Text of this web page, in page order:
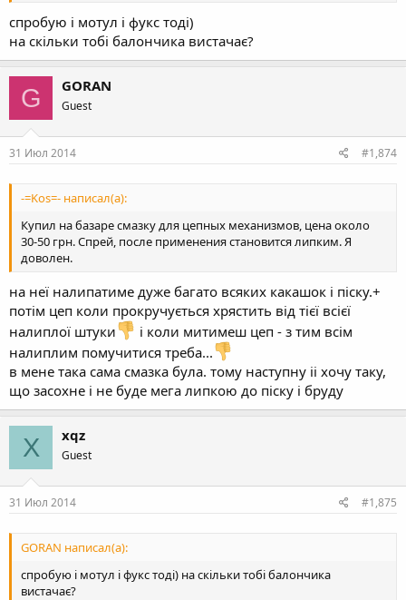
спробую і мотул і фукс тоді)
на скільки тобі балончика вистачає?
G GORAN
Guest
31 Июл 2014 #1,874
-=Kos=- написал(а):
Купил на базаре смазку для цепных механизмов, цена около
30-50 грн. Спрей, после применения становится липким. Я
доволен.
на неї налипатиме дуже багато всяких какашок і піску.+
потім цеп коли прокручується хрястить від тієї всієї
налиплої штуки
і коли митимеш цеп - з тим всім
налиплим помучитися треба...
в мене така сама смазка була. тому наступну іі хочу таку,
що засохне і не буде мега липкою до піску і бруду
X xqz
Guest
31 Июл 2014 #1,875
GORAN написал(а):
спробую і мотул і фукс тоді) на скільки тобі балончика
вистачає?